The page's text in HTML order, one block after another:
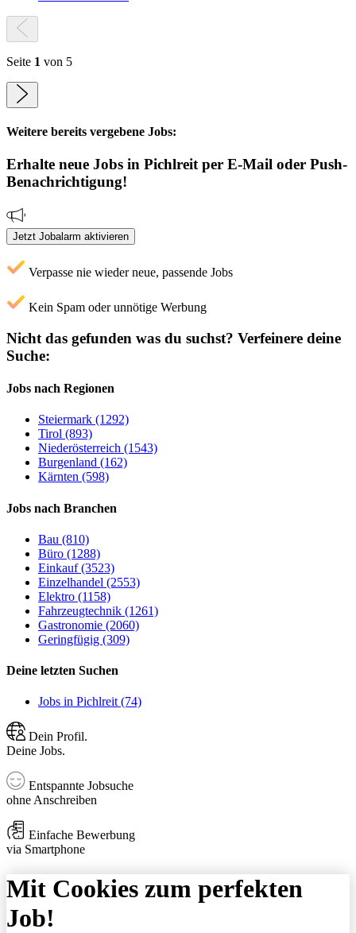
Seite 1 von 5
Weitere bereits vergebene Jobs:
Erhalte neue Jobs in Pichlreitper E-Mail oder Push-
Benachrichtigung!
Jetzt Jobalarm aktivieren
Verpasse nie wieder neue, passende Jobs
Kein Spam oder unnötige Werbung
Nicht das gefunden was du suchst? Verfeinere deine
Suche:
Jobs nach Regionen
Steiermark (1292)
Tirol (893)
Niederösterreich (1543)
Burgenland (162)
Kärnten (598)
Jobs nach Branchen
Bau (810)
Büro (1288)
Einkauf (3523)
Einzelhandel (2553)
Elektro (1158)
Fahrzeugtechnik (1261)
Gastronomie (2060)
Geringfügig (309)
Deine letzten Suchen
Jobs in Pichlreit (74)
Dein Profil.
Deine Jobs.
Entspannte Jobsuche
ohne Anschreiben
Einfache Bewerbung
via Smartphone
Mit Cookies zum perfekten
Job!